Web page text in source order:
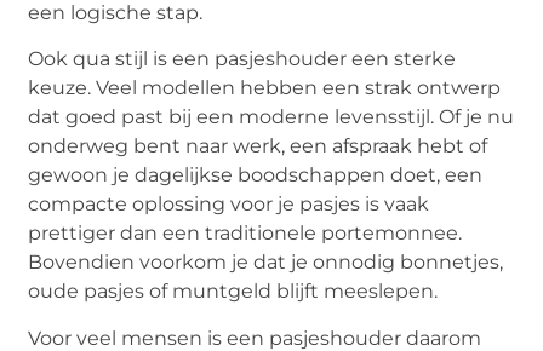
een logische stap.
Ook qua stijl is een pasjeshouder een sterke
keuze. Veel modellen hebben een strak ontwerp
dat goed past bij een moderne levensstijl. Of je nu
onderweg bent naar werk, een afspraak hebt of
gewoon je dagelijkse boodschappen doet, een
compacte oplossing voor je pasjes is vaak
prettiger dan een traditionele portemonnee.
Bovendien voorkom je dat je onnodig bonnetjes,
oude pasjes of muntgeld blijft meeslepen.
Voor veel mensen is een pasjeshouder daarom